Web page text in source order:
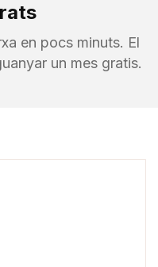
en pocs minuts. El
un mes gratis.